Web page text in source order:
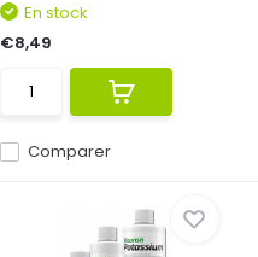
Comparer
En stock
€8,49